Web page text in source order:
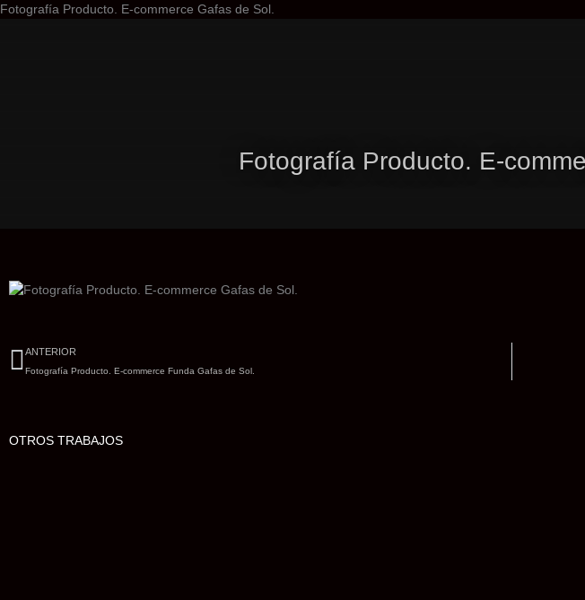
Fotografía Producto. E-commerce Gafas de Sol.
Fotografía Producto. E-
Ant
ANTERIOR
Fotografía Producto. E-commerce Funda Gafas de Sol.
OTROS TRABAJOS